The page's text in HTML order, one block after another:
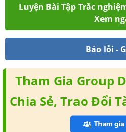
Luyện Bài Tập Trắc
Xem
Báo lỗi -
Tham Gia Group
Chia Sẻ, Trao Đổi